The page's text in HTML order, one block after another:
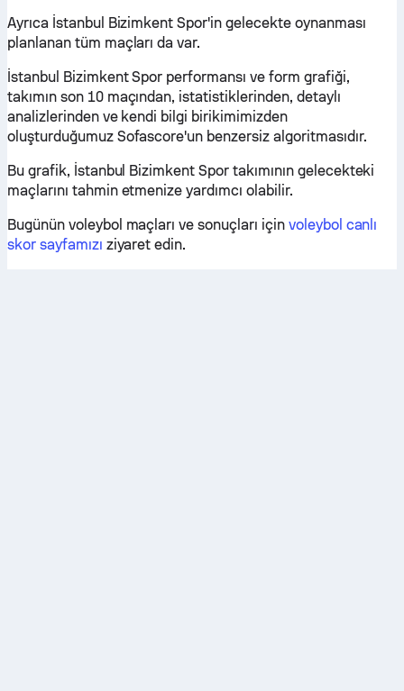
Ayrıca İstanbul Bizimkent Spor'in gelecekte oynanması
planlanan tüm maçları da var.
İstanbul Bizimkent Spor performansı ve form grafiği,
takımın son 10 maçından, istatistiklerinden, detaylı
analizlerinden ve kendi bilgi birikimimizden
oluşturduğumuz Sofascore'un benzersiz algoritmasıdır.
Bu grafik, İstanbul Bizimkent Spor takımının gelecekteki
maçlarını tahmin etmenize yardımcı olabilir.
Bugünün voleybol maçları ve sonuçları için voleybol canlı
skor sayfamızı ziyaret edin.